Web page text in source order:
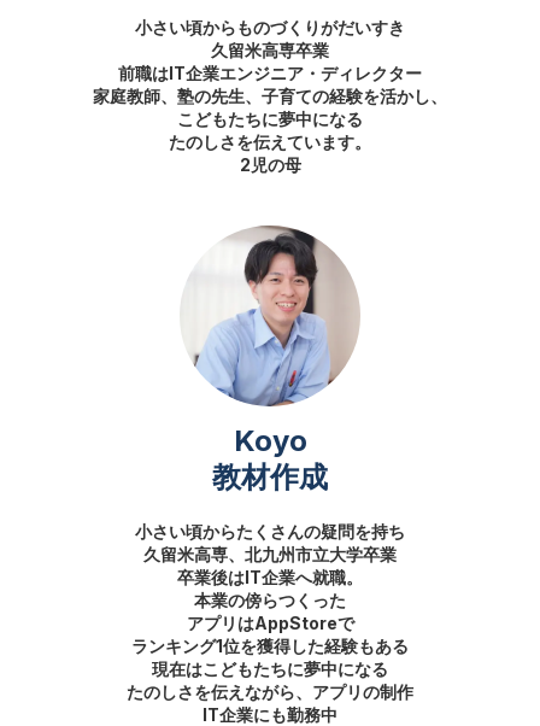
小さい頃からものづくりがだいすき
久留米高専卒業
前職はIT企業エンジニア・ディレクター
家庭教師、塾の先生、子育ての経験を活かし、
こどもたちに夢中になる
たのしさを伝えています。
2児の母
Koyo
教材作成
小さい頃からたくさんの疑問を持ち
久留米高専、北九州市立大学卒業
卒業後はIT企業へ就職。
本業の傍らつくった
アプリはAppStoreで
ランキング1位を獲得した経験もある
現在はこどもたちに夢中になる
たのしさを伝えながら、アプリの制作
IT企業にも勤務中